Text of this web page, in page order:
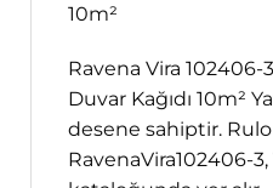
10m²
Ravena Vira
Duvar Kağıdı 10m²
desene sahiptir.
RavenaVira102406-3,